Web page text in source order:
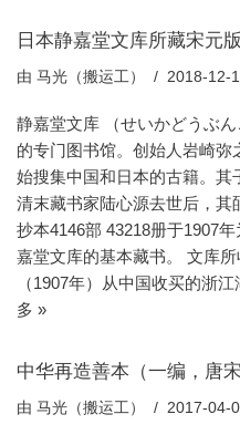
日本静嘉堂文库所藏宋元
由 马光（搬运工） 2018-12-
静嘉堂文库 （せいかどうぶ
的专门图书馆。创始人岩崎
始搜集中国和日本的古籍。其
清末藏书家陆心源去世后，
抄本4146部 43218册于1907
嘉堂文库的基本藏书。 文库
（1907年）从中国收买的浙
多 »
中华再造善本（一编，唐
由 马光（搬运工） 2017-04-